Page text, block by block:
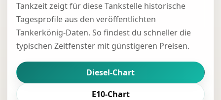
Tankzeit zeigt für diese Tankstelle historische
Tagesprofile aus den veröffentlichten
Tankerkönig-Daten. So findest du schneller die
typischen Zeitfenster mit günstigeren Preisen.
Diesel-Chart
E10-Chart